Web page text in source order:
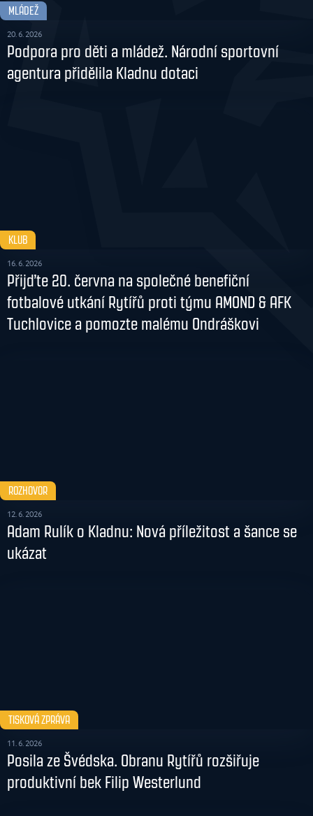
MLÁDEŽ
20. 6. 2026
Podpora pro děti a mládež. Národní sportovní
agentura přidělila Kladnu dotaci
KLUB
16. 6. 2026
Přijďte 20. června na společné benefiční
fotbalové utkání Rytířů proti týmu AMOND & AFK
Tuchlovice a pomozte malému Ondráškovi
ROZHOVOR
12. 6. 2026
Adam Rulík o Kladnu: Nová příležitost a šance se
ukázat
TISKOVÁ ZPRÁVA
11. 6. 2026
Posila ze Švédska. Obranu Rytířů rozšiřuje
produktivní bek Filip Westerlund